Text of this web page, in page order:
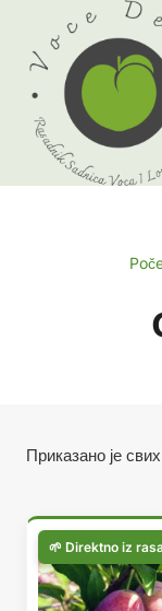
content
Приказано је